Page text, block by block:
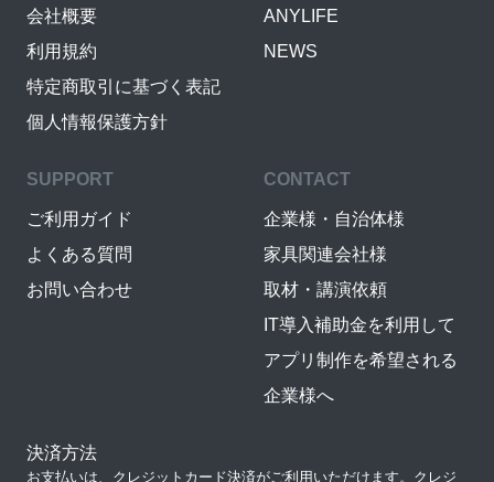
会社概要
利用規約
特定商取引に基づく表記
個人情報保護方針
ANYLIFE
NEWS
SUPPORT
ご利用ガイド
よくある質問
お問い合わせ
CONTACT
企業様・自治体様
家具関連会社様
取材・講演依頼
IT導入補助金を利用して
アプリ制作を希望される
企業様へ
決済方法
お支払いは、クレジットカード決済がご利用いただけます。クレジ